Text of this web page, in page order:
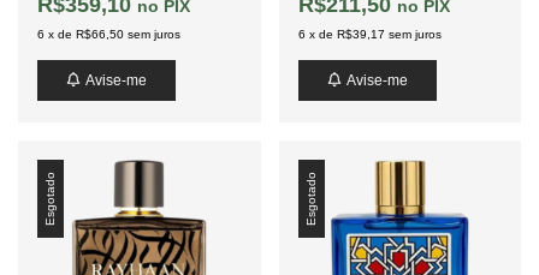
PIX
6 x de R$66,50 sem juros
Avise-me
PIX
6 x de R$39,17 sem juros
Avise-me
Esgotado Esgotado